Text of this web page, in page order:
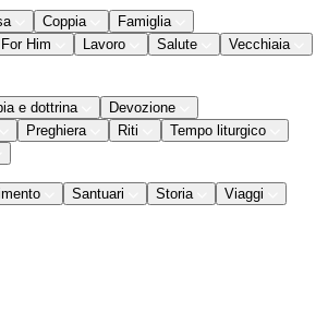
Coppia
Famiglia
Him
Lavoro Salute
Vecchiaia
e dottrina
Devozione
Preghiera Riti
Tempo liturgico
Santuari Storia Viaggi